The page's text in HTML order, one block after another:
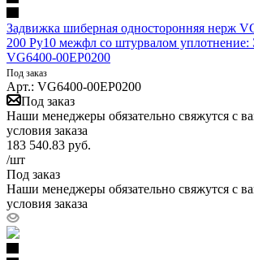
Задвижка шиберная односторонняя нерж
200 Ру10 межфл со штурвалом
VG6400-00EP0200
Под заказ
Арт.: VG6400-00EP0200
Под заказ
Наши менеджеры обязательно свяжутся с
условия заказа
183 540.83 руб.
/шт
Под заказ
Наши менеджеры обязательно свяжутся с
условия заказа